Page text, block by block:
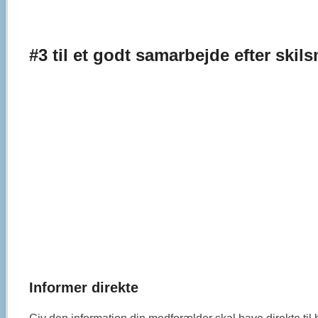
#3 til et godt samarbejde efter
Informer direkte